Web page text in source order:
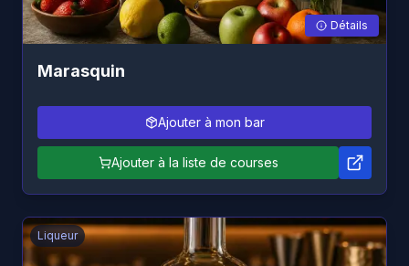
Détails
Marasquin
Ajouter à mon bar
Ajouter à la liste de courses
Liqueur